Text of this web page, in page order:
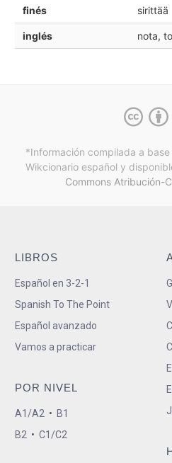
finés sirittää
inglés nota,
*Información compilada a
Wikcionario español y
Commons Atribución-
LIBROS
Español en 3-2-1
Spanish To The Point
Español avanzado
Vamos a practicar
POR NIVEL
A1/A2 • B1
B2 • C1/C2